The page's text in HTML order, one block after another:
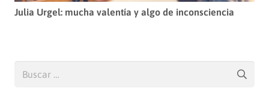
Julia Urgel: mucha valentía y algo de inconsciencia